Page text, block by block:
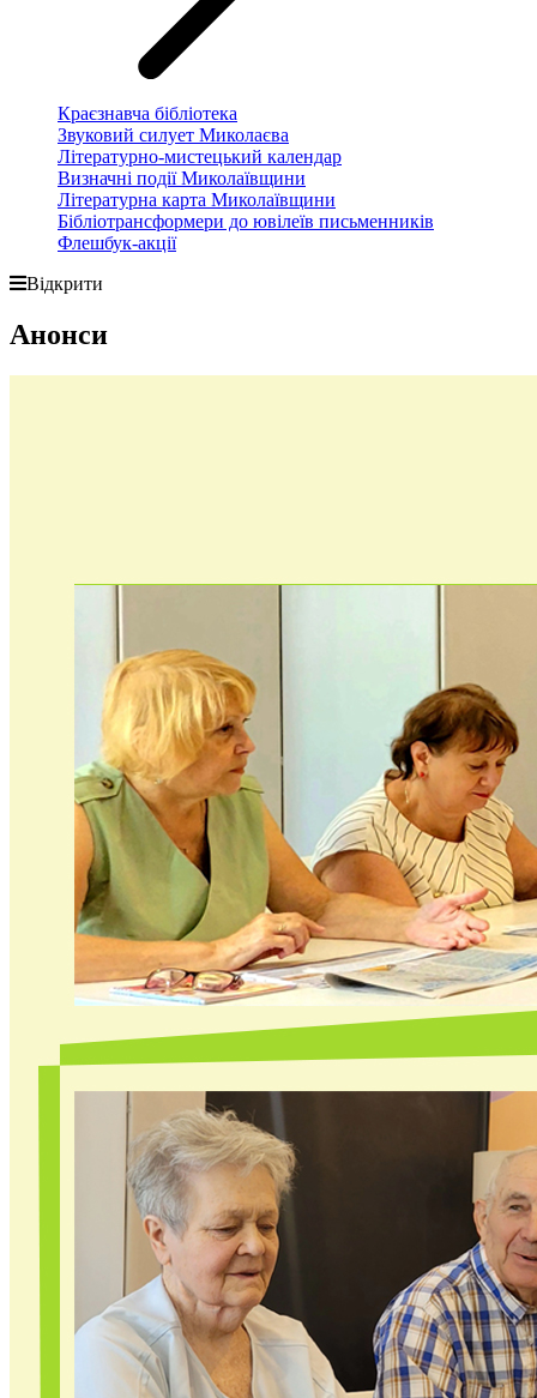
Краєзнавча бібліотека
Звуковий силует Миколаєва
Літературно-мистецький календар
Визначні події Миколаївщини
Літературна карта Миколаївщини
Бібліотрансформери до ювілеїв письменників
Флешбук-акції
Відкрити
Анонси